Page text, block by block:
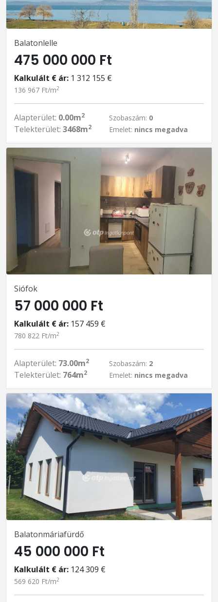
Balatonlelle
475 000 000 Ft
Kalkulált € ár: 1 312 155 €
136 967 Ft/m2
Alapterület: 0.00m2
Telekterület: 3468m2
Szobaszám: 0
Emelet: nincs megadva
Siófok
57 000 000 Ft
Kalkulált € ár: 157 459 €
780 822 Ft/m2
Alapterület: 73.00m2
Telekterület: 764m2
Szobaszám: 2
Emelet: nincs megadva
Balatonmáriafürdő
45 000 000 Ft
Kalkulált € ár: 124 309 €
569 620 Ft/m2